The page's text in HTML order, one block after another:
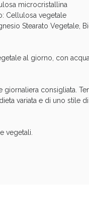
microcristallina
Cellulosa vegetale
Stearato Vegetale,
al giorno, con
giornaliera consigliata.
variata e di uno stile di
vegetali.